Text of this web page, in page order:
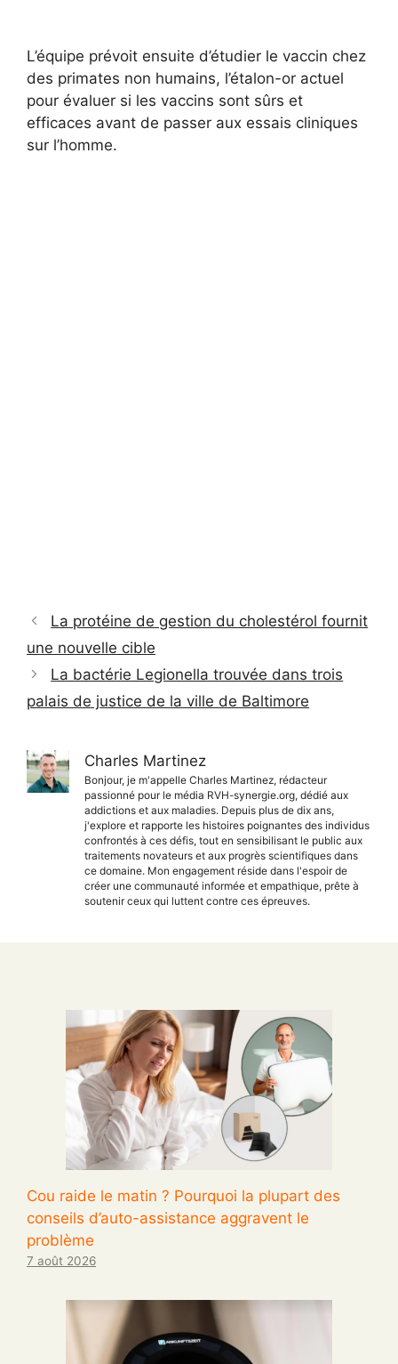
L’équipe prévoit ensuite d’étudier le vaccin chez
des primates non humains, l’étalon-or actuel
pour évaluer si les vaccins sont sûrs et
efficaces avant de passer aux essais cliniques
sur l’homme.
La protéine de gestion du cholestérol fournit
une nouvelle cible
La bactérie Legionella trouvée dans trois
palais de justice de la ville de Baltimore
Charles Martinez
Bonjour, je m'appelle Charles Martinez, rédacteur
passionné pour le média RVH-synergie.org, dédié aux
addictions et aux maladies. Depuis plus de dix ans,
j'explore et rapporte les histoires poignantes des individus
confrontés à ces défis, tout en sensibilisant le public aux
traitements novateurs et aux progrès scientifiques dans
ce domaine. Mon engagement réside dans l'espoir de
créer une communauté informée et empathique, prête à
soutenir ceux qui luttent contre ces épreuves.
Cou raide le matin ? Pourquoi la plupart des
conseils d’auto-assistance aggravent le
problème
7 août 2026